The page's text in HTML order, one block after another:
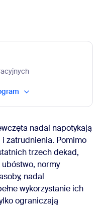
nadal napotykają
zatrudnienia. Pomimo
trzech dekad,
normy
nadal
wykorzystanie ich
ograniczają